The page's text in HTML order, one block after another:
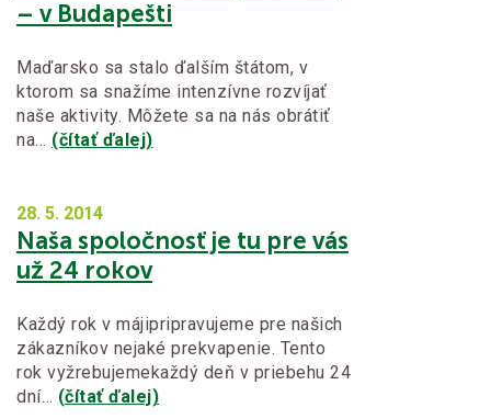
– v Budapešti
Maďarsko sa stalo ďalším štátom, v
ktorom sa snažíme intenzívne rozvíjať
naše aktivity. Môžete sa na nás obrátiť
na… (čítať ďalej)
28. 5. 2014
Naša spoločnosť je tu pre vás
už 24 rokov
Každý rok v májipripravujeme pre našich
zákazníkov nejaké prekvapenie. Tento
rok vyžrebujemekaždý deň v priebehu 24
dní… (čítať ďalej)